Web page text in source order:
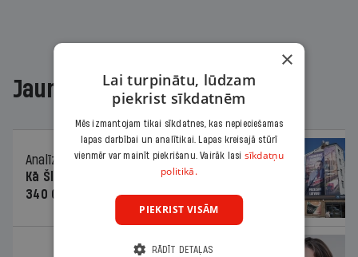
Jaunākajā žurnālā
Analīze
06.08.2026.
Kā Šlesera partija palika nesodīta par
340 000 vērtu reklāmas kampaņu
×
Lai turpinātu, lūdzam
piekrist sīkdatnēm
Mēs izmantojam tikai sīkdatnes, kas nepieciešamas
lapas darbībai un analītikai. Lapas kreisajā stūrī
vienmēr var mainīt piekrišanu. Vairāk lasi sīkdatņu
politikā.
PIEKRIST VISĀM
RĀDĪT DETAĻAS